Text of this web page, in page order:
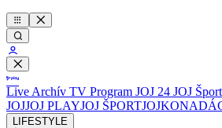
Live Archív TV Program JOJ 24 JOJ Šport
JOJJOJ PLAYJOJ ŠPORTJOJKO
LIFESTYLE